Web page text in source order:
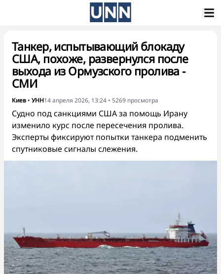
Танкер, испытывающий блокаду
США, похоже, развернулся после
выхода из Ормузского пролива -
СМИ
Киев • УНН14 апреля 2026, 13:24 • 5269 просмотра
Судно под санкциями США за помощь Ирану
изменило курс после пересечения пролива.
Эксперты фиксируют попытки танкера подменить
спутниковые сигналы слежения.